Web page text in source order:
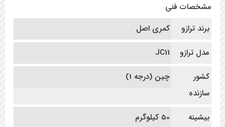
مشخصات فنی
برند ترازو
کمری اصل
مدل ترازو
JC11
کشور
سازنده
چین (درجه 1)
بیشینه
50 کیلوگرم